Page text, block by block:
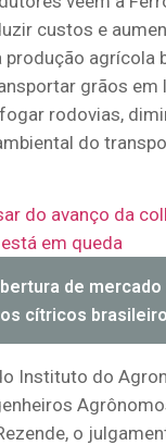
custos e
agrícola
grãos em
rodovias,
do
do avanço da
em queda
de mercado
cítricos
Instituto do
o